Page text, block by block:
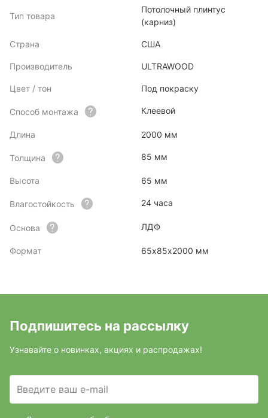
Тип товара
Потолочный плинтус
(карниз)
Страна США
Производитель ULTRAWOOD
Цвет / тон Под покраску
Способ монтажа Клеевой
Длина 2000 мм
Толщина 85 мм
Высота 65 мм
Влагостойкость 24 часа
Основа ЛДФ
Формат 65х85х2000 мм
Подпишитесь на рассылку
Узнавайте о новинках, акциях и распродажах!
Введите ваш e-mail